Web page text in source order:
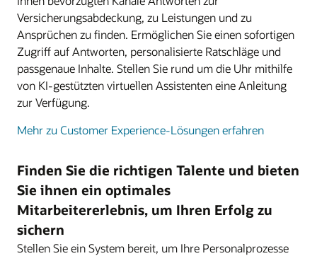
Versicherungsabdeckung, zu Leistungen und zu
Ansprüchen zu finden. Ermöglichen Sie einen sofortigen
Zugriff auf Antworten, personalisierte Ratschläge und
passgenaue Inhalte. Stellen Sie rund um die Uhr mithilfe
von KI-gestützten virtuellen Assistenten eine Anleitung
zur Verfügung.
Mehr zu Customer Experience-Lösungen erfahren
Finden Sie die richtigen Talente und bieten
Sie ihnen ein optimales
Mitarbeitererlebnis, um Ihren Erfolg zu
sichern
Stellen Sie ein System bereit, um Ihre Personalprozesse